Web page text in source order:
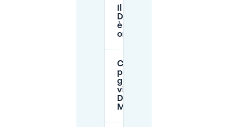
DomAquarée
è aperto 24
ore?
C'è
parcheggio
gratuito
vicino al
DDR
Museum?